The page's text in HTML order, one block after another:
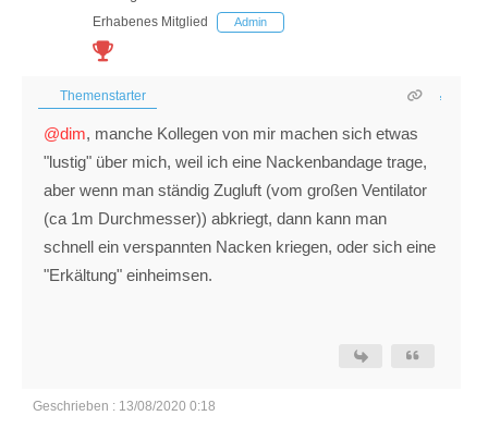
Erhabenes Mitglied Admin
Themenstarter
@dim, manche Kollegen von mir machen sich etwas
"lustig" über mich, weil ich eine Nackenbandage trage,
aber wenn man ständig Zugluft (vom großen Ventilator
(ca 1m Durchmesser)) abkriegt, dann kann man
schnell ein verspannten Nacken kriegen, oder sich eine
"Erkältung" einheimsen.
Geschrieben : 13/08/2020 0:18